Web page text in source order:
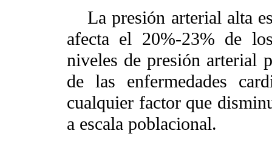
La presión arterial alta
afecta el 20%-23% de
niveles de presión arterial
de las enfermedades
cualquier factor que
a escala poblacional.